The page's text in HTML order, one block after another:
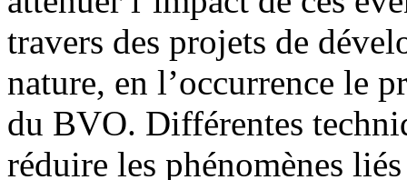
travers des projets de
nature, en l’occurrence le
du BVO. Différentes
réduire les phénomènes